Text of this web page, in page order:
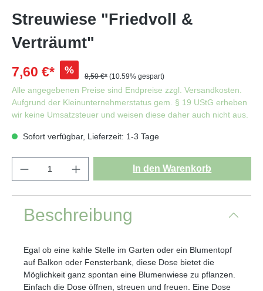
Streuwiese "Friedvoll &
Verträumt"
7,60 €* %
8,50 €* (10.59% gespart)
Alle angegebenen Preise sind Endpreise zzgl. Versandkosten.
Aufgrund der Kleinunternehmerstatus gem. § 19 UStG erheben
wir keine Umsatzsteuer und weisen diese daher auch nicht aus.
Sofort verfügbar, Lieferzeit: 1-3 Tage
In den Warenkorb
Beschreibung
Egal ob eine kahle Stelle im Garten oder ein Blumentopf
auf Balkon oder Fensterbank, diese Dose bietet die
Möglichkeit ganz spontan eine Blumenwiese zu pflanzen.
Einfach die Dose öffnen, streuen und freuen. Eine Dose